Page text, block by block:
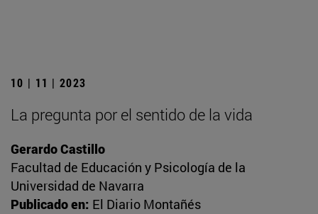
10 | 11 | 2023
La pregunta por el sentido de la vida
Gerardo Castillo
Facultad de Educación y Psicología de la
Universidad de Navarra
Publicado en: El Diario Montañés